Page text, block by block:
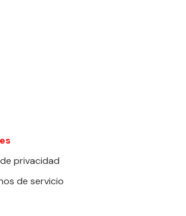
privacidad
de servicio